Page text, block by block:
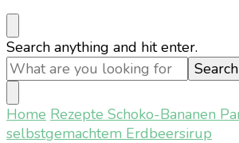
Looking
for
Something?
Search anything and hit enter.
Home Rezepte Schoko-Bananen
selbstgemachtem Erdbeersirup